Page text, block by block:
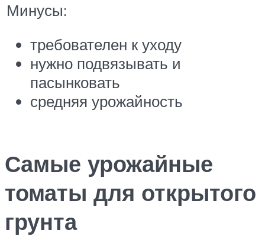
Минусы:
требователен к уходу
нужно подвязывать и
пасынковать
средняя урожайность
Самые урожайные
томаты для открытого
грунта